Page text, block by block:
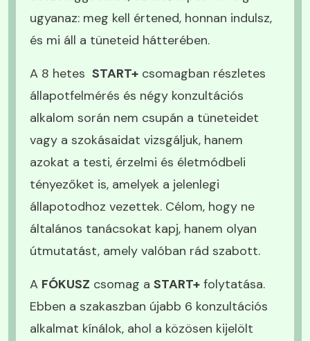
ugyanaz: meg kell értened, honnan indulsz,
és mi áll a tüneteid hátterében.
A 8 hetesSTART+ csomagban részletes
állapotfelmérés és négy konzultációs
alkalom során nem csupán a tüneteidet
vagy a szokásaidat vizsgáljuk, hanem
azokat a testi, érzelmi és életmódbeli
tényezőket is, amelyek a jelenlegi
állapotodhoz vezettek. Célom, hogy ne
általános tanácsokat kapj, hanem olyan
útmutatást, amely valóban rád szabott.
A FÓKUSZ csomag aSTART+ folytatása.
Ebben a szakaszban újabb 6 konzultációs
alkalmat kínálok, ahol a közösen kijelölt